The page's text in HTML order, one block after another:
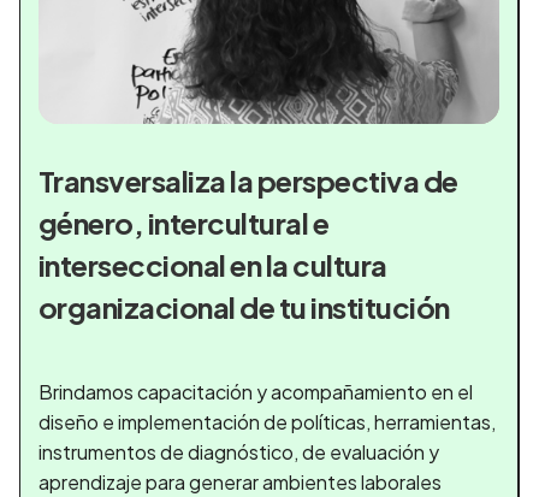
Transversaliza la perspectiva de
género, intercultural e
interseccional en la cultura
organizacional de tu institución
Brindamos capacitación y acompañamiento en el
diseño e implementación de políticas, herramientas,
instrumentos de diagnóstico, de evaluación y
aprendizaje para generar ambientes laborales